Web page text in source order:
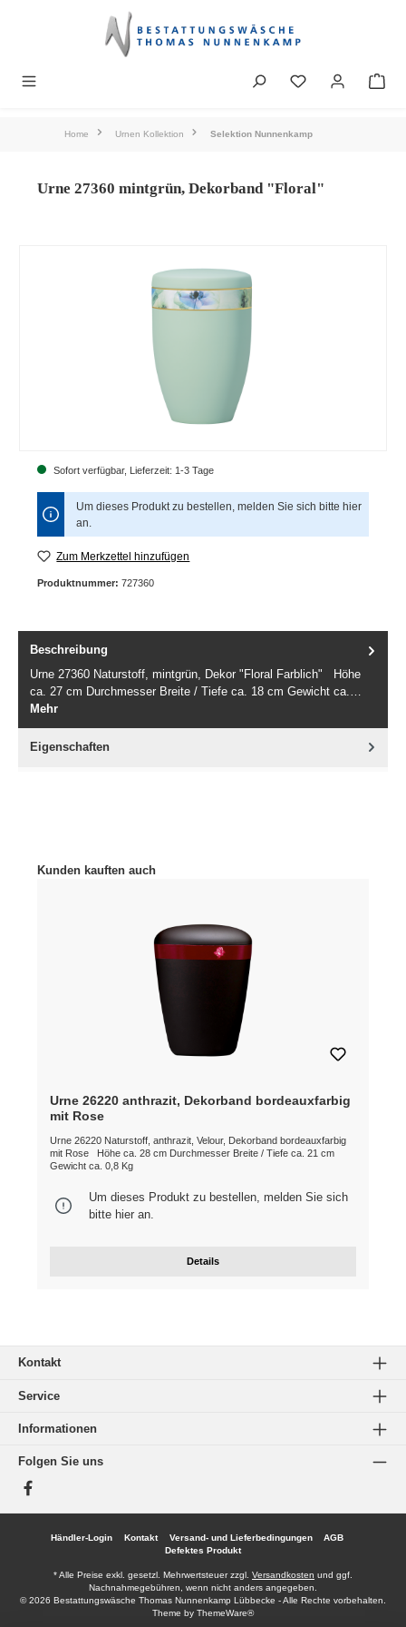
Home Urnen Kollektion Selektion Nunnenkamp
Urne 27360 mintgrün, Dekorband "Floral"
Sofort verfügbar, Lieferzeit: 1-3 Tage
Um dieses Produkt zu bestellen, melden Sie sich bittehier
an.
Zum Merkzettel hinzufügen
Produktnummer: 727360
Beschreibung
Urne 27360 Naturstoff, mintgrün, Dekor "Floral Farblich" Höhe
ca. 27 cm Durchmesser Breite / Tiefe ca. 18 cm Gewicht ca.…
Mehr
Eigenschaften
Produktgalerie überspringen
Kunden kauften auch
Urne 26220 anthrazit, Dekorband bordeauxfarbig
mit Rose
Urne 26220 Naturstoff, anthrazit, Velour, Dekorband bordeauxfarbig
mit Rose Höhe ca. 28 cm Durchmesser Breite / Tiefe ca. 21 cm
Um dieses Produkt zu bestellen, melden Sie sich
bitte hieran.
Details
Kontakt
Service
Informationen
Folgen Sie uns
Facebook
Händler-Login Kontakt Versand- und Lieferbedingungen
AGB
Defektes Produkt
* Alle Preise exkl. gesetzl. Mehrwertsteuer zzgl. Versandkosten und ggf.
Nachnahmegebühren, wenn nicht anders angegeben.
© 2026 Bestattungswäsche Thomas Nunnenkamp Lübbecke - Alle Rechte vorbehalten.
Theme by ThemeWare®